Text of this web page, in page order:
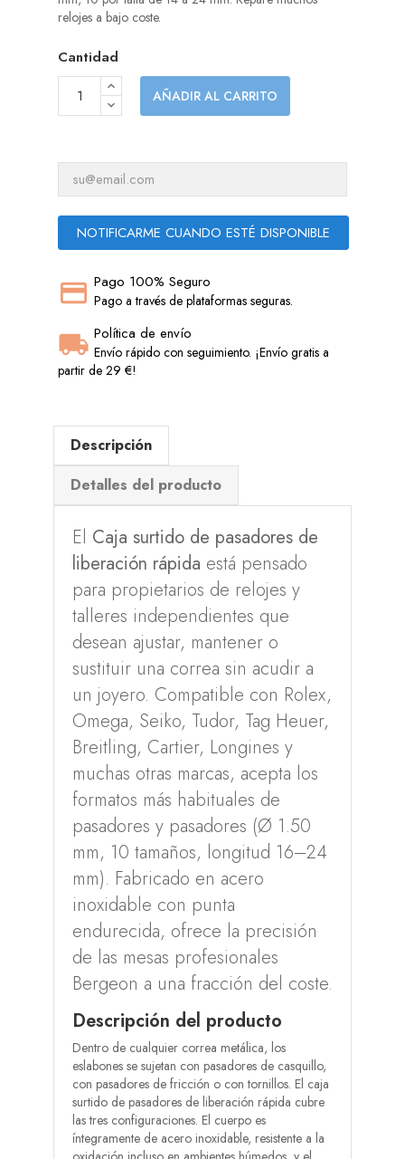
relojes a bajo coste.
Cantidad
AÑADIR AL CARRITO
NOTIFICARME CUANDO ESTÉ DISPONIBLE
Pago 100% Seguro
Pago a través de plataformas seguras.
Política de envío
Envío rápido con seguimiento. ¡Envío gratis a
partir de 29 €!
Descripción
Detalles del producto
El Caja surtido de pasadores de
liberación rápida está pensado
para propietarios de relojes y
talleres independientes que
desean ajustar, mantener o
sustituir una correa sin acudir a
un joyero. Compatible con Rolex,
Omega, Seiko, Tudor, Tag Heuer,
Breitling, Cartier, Longines y
muchas otras marcas, acepta los
formatos más habituales de
pasadores y pasadores (Ø 1.50
mm, 10 tamaños, longitud 16–24
mm). Fabricado en acero
inoxidable con punta
endurecida, ofrece la precisión
de las mesas profesionales
Bergeon a una fracción del coste.
Descripción del producto
Dentro de cualquier correa metálica, los
eslabones se sujetan con pasadores de casquillo,
con pasadores de fricción o con tornillos. El caja
surtido de pasadores de liberación rápida cubre
las tres configuraciones. El cuerpo es
íntegramente de acero inoxidable, resistente a la